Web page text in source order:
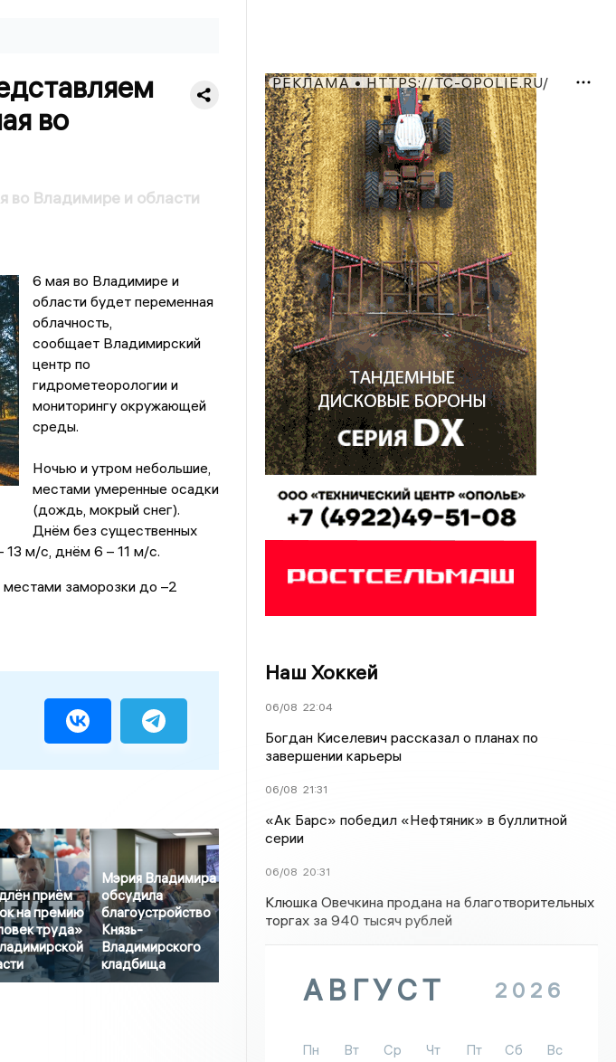
во
во Владимире и области
6 мая во Владимире и
области будет переменная
облачность,
сообщает Владимирский
центр по
гидрометеорологии и
мониторингу окружающей
среды.
Ночью и утром небольшие,
местами умеренные осадки
(дождь, мокрый снег).
Днём без существенных
13 м/с, днём 6 – 11 м/с.
заморозки до –2
приём
на премию
труда»
Мэрия Владимира
обсудила
благоустройство
Князь-
Владимирского
кладбища
РЕКЛАМА • HTTPS://TC-OPOLIE.RU/
Наш Хоккей
06/08 22:04
Богдан Киселевич рассказал о планах по
завершении карьеры
06/08 21:31
«Ак Барс» победил «Нефтяник» в буллитной
серии
06/08 20:31
Клюшка Овечкина продана на благотворительных
торгах за 940 тысяч рублей
АВГУСТ 2026
Пн Вт Ср Чт Пт Сб
Вс